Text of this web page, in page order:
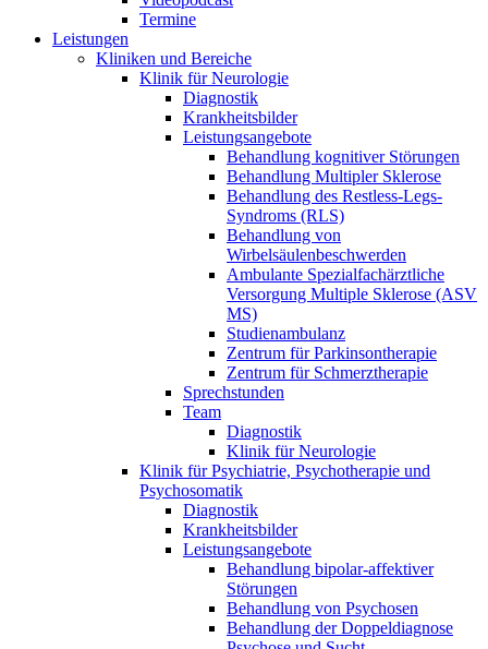
Termine
Leistungen
Kliniken und Bereiche
Klinik für Neurologie
Diagnostik
Krankheitsbilder
Leistungsangebote
Behandlung kognitiver Störungen
Behandlung Multipler Sklerose
Behandlung des Restless-Legs-
Syndroms (RLS)
Behandlung von
Wirbelsäulenbeschwerden
Ambulante Spezialfachärztliche
Versorgung Multiple Sklerose (ASV
MS)
Studienambulanz
Zentrum für Parkinsontherapie
Zentrum für Schmerztherapie
Sprechstunden
Team
Diagnostik
Klinik für Neurologie
Klinik für Psychiatrie, Psychotherapie und
Psychosomatik
Diagnostik
Krankheitsbilder
Leistungsangebote
Behandlung bipolar-affektiver
Störungen
Behandlung von Psychosen
Behandlung der Doppeldiagnose